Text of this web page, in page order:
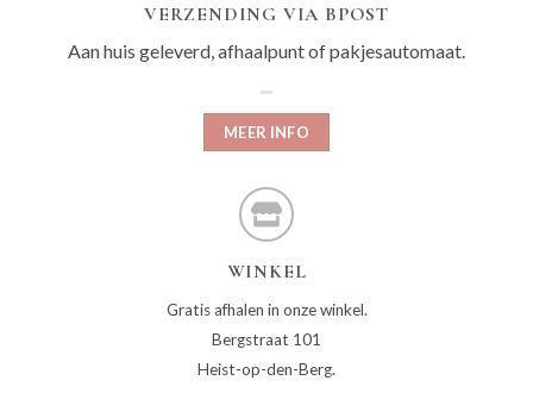
VERZENDING VIA BPOST
Aan huis geleverd, afhaalpunt of pakjesautomaat.
MEER INFO
WINKEL
Gratis afhalen in onze winkel.
Bergstraat 101
Heist-op-den-Berg.